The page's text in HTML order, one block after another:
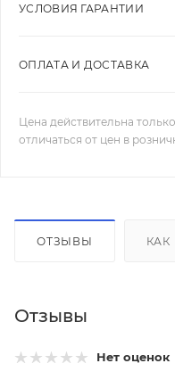
УСЛОВИЯ ГАРАНТИИ
ОПЛАТА И ДОСТАВКА
Цена действительна
отличаться от цен в
ОТЗЫВЫ КАК
Отзывы
Нет оценок